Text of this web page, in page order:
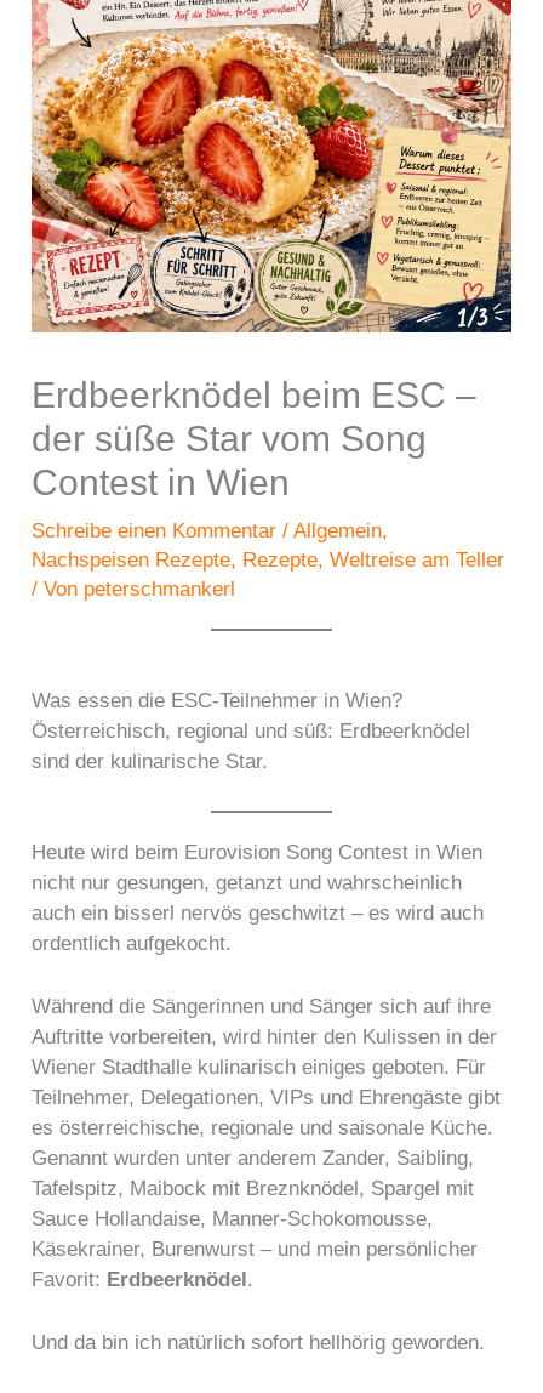
Erdbeerknödel beim ESC –
der süße Star vom Song
Contest in Wien
Schreibe einen Kommentar /Allgemein,
Nachspeisen Rezepte, Rezepte,Weltreise am Teller
/ Von peterschmankerl
Was essen die ESC-Teilnehmer in Wien?
Österreichisch, regional und süß: Erdbeerknödel
sind der kulinarische Star.
Heute wird beim Eurovision Song Contest in Wien
nicht nur gesungen, getanzt und wahrscheinlich
auch ein bisserl nervös geschwitzt – es wird auch
ordentlich aufgekocht.
Während die Sängerinnen und Sänger sich auf ihre
Auftritte vorbereiten, wird hinter den Kulissen in der
Wiener Stadthalle kulinarisch einiges geboten. Für
Teilnehmer, Delegationen, VIPs und Ehrengäste gibt
es österreichische, regionale und saisonale Küche.
Genannt wurden unter anderem Zander, Saibling,
Tafelspitz, Maibock mit Breznknödel, Spargel mit
Sauce Hollandaise, Manner-Schokomousse,
Käsekrainer, Burenwurst – und mein persönlicher
Favorit: Erdbeerknödel.
Und da bin ich natürlich sofort hellhörig geworden.